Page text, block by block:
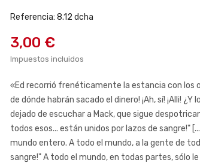
Referencia: 8.12 dcha
3,00 €
Impuestos incluidos
«Ed recorrió frenéticamente la estancia con los
de dónde habrán sacado el dinero! ¡Ah, sí! ¡Alli!
dejado de escuchar a Mack, que sigue
todos esos... están unidos por lazos de sangre!"
mundo entero. A todo el mundo, a la gente de
sangre!" A todo el mundo, en todas partes, sólo le